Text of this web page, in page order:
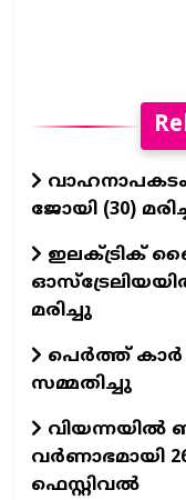
ജോയി (30)
ഇലക്ട്രിക്
മരിച്ചു
പെര്‍ത്ത് കാര്‍
സമ്മതിച്ചു
വര്‍ണാഭമായി
ഫെസ്റ്റിവല്‍